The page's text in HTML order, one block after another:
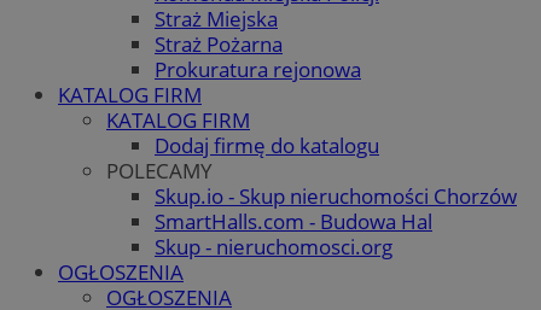
Straż Miejska
Straż Pożarna
Prokuratura rejonowa
KATALOG FIRM
KATALOG FIRM
Dodaj firmę do katalogu
POLECAMY
Skup.io - Skup nieruchomości Chorzów
SmartHalls.com - Budowa Hal
Skup - nieruchomosci.org
OGŁOSZENIA
OGŁOSZENIA